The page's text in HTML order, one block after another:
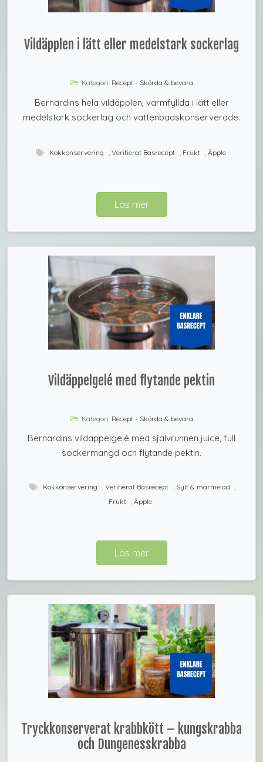
Vildäpplen i lätt eller medelstark sockerlag
Kategori: Recept - Skörda & bevara
Bernardins hela vildäpplen, varmfyllda i lätt eller
medelstark sockerlag och vattenbadskonserverade.
Läs mer
Kokkonservering Verifierat Basrecept Frukt Äpple
Vildäppelgelé med flytande pektin
Kategori: Recept - Skörda & bevara
Bernardins vildäppelgelé med självrunnen juice, full
sockermängd och flytande pektin.
Läs mer
Kokkonservering , Verifierat Basrecept , Sylt & marmelad ,
Frukt , Äpple
Tryckkonserverat krabbkött – kungskrabba
och Dungenesskrabba